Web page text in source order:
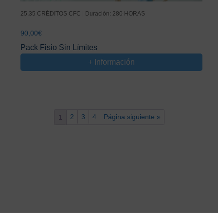
25,35 CRÉDITOS CFC | Duración: 280 HORAS
90,00€
Pack Fisio Sin Límites
+ Información
1 2 3 4 Página siguiente »